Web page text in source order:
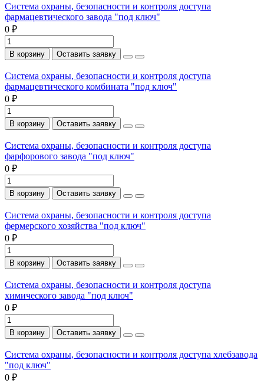
Система охраны, безопасности и контроля доступа
фармацевтического завода "под ключ"
0 ₽
В корзину Оставить заявку
Система охраны, безопасности и контроля доступа
фармацевтического комбината "под ключ"
0 ₽
В корзину Оставить заявку
Система охраны, безопасности и контроля доступа
фарфорового завода "под ключ"
0 ₽
В корзину Оставить заявку
Система охраны, безопасности и контроля доступа
фермерского хозяйства "под ключ"
0 ₽
В корзину Оставить заявку
Система охраны, безопасности и контроля доступа
химического завода "под ключ"
0 ₽
В корзину Оставить заявку
Система охраны, безопасности и контроля доступа хлебзавода
"под ключ"
0 ₽